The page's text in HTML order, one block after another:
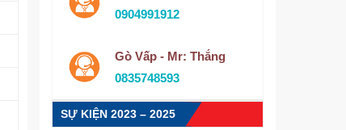
0904991912
Gò Vấp - Mr: Thắng
0835748593
SỰ KIỆN 2023 – 2025